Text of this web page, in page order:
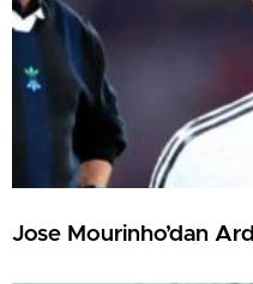
Jose Mourinho’dan